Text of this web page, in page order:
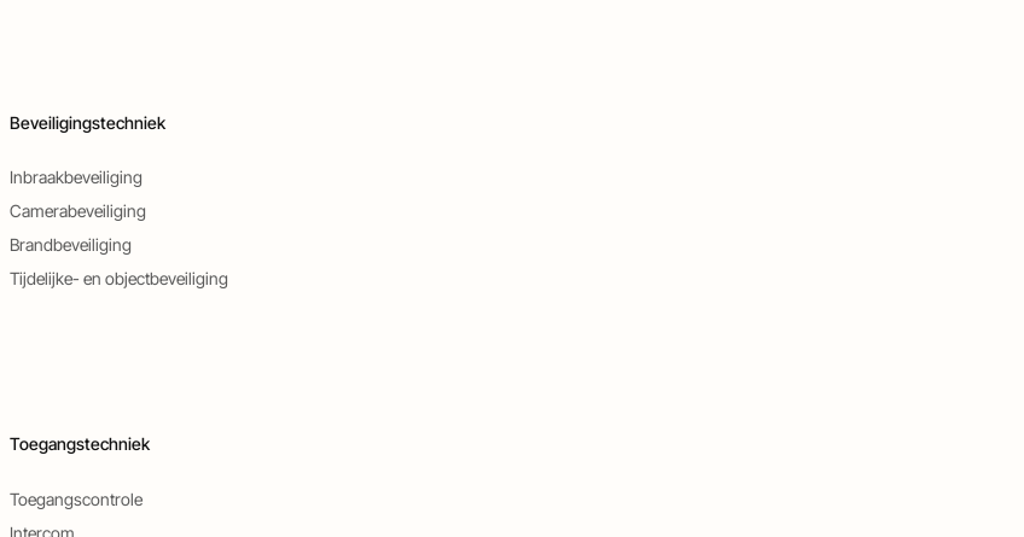
Beveiligingstechniek
Inbraakbeveiliging
Camerabeveiliging
Brandbeveiliging
Tijdelijke- en objectbeveiliging
Toegangstechniek
Toegangscontrole